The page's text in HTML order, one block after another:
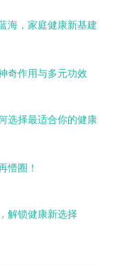
海，家庭健康新基建
奇作用与多元功效
选择最适合你的健康
懵圈！
解锁健康新选择